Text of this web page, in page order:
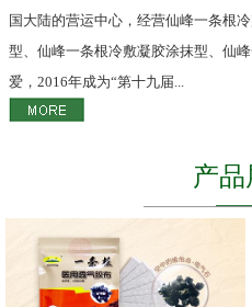
国大陆的营运中心，经营仙峰一条根
型、仙峰一条根冷敷凝胶涂抹型、仙
爱，2016年成为“第十九届...
产品